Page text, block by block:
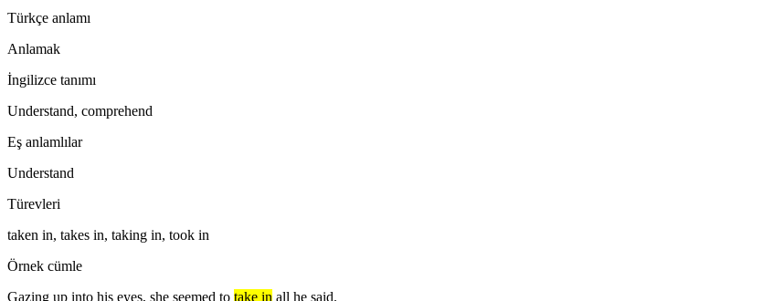
Türkçe anlamı
Anlamak
İngilizce tanımı
Understand, comprehend
Eş anlamlılar
Understand
Türevleri
taken in, takes in, taking in, took in
Örnek cümle
Gazing up into his eyes, she seemed to take in all he said.